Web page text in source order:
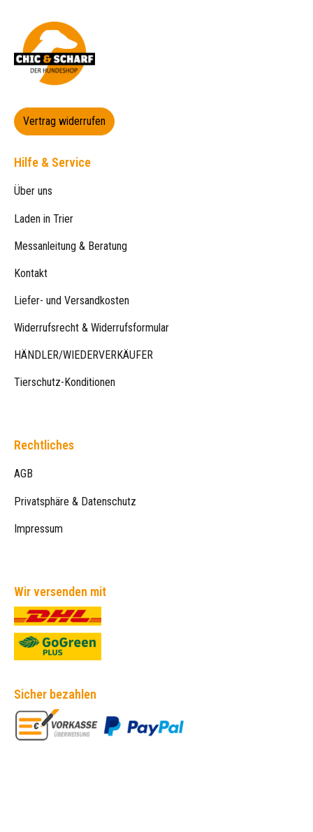
Vertrag widerrufen
Hilfe & Service
Über uns
Laden in Trier
Messanleitung & Beratung
Kontakt
Liefer- und Versandkosten
Widerrufsrecht & Widerrufsformular
HÄNDLER/WIEDERVERKÄUFER
Tierschutz-Konditionen
Rechtliches
AGB
Privatsphäre & Datenschutz
Impressum
Wir versenden mit
Sicher bezahlen